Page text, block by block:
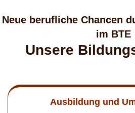
Neue berufliche Chancen
im BTE
Unsere
Ausbildung und